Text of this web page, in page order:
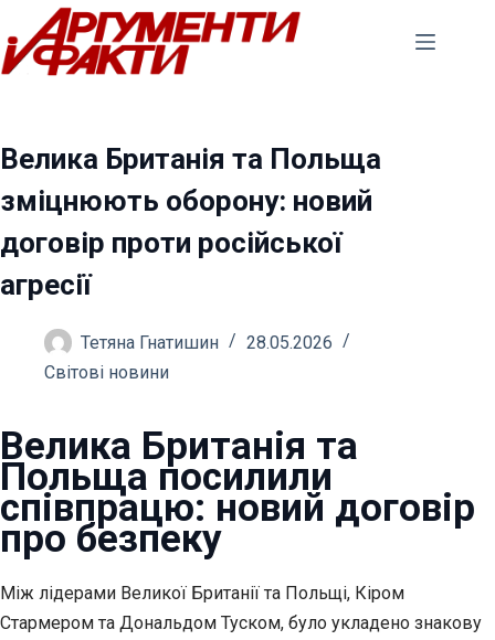
Перейти
до
вмісту
Велика Британія та Польща
зміцнюють оборону: новий
договір проти російської
агресії
Тетяна Гнатишин
28.05.2026
Світові новини
Велика Британія та
Польща посилили
співпрацю: новий договір
про безпеку
Між лідерами Великої Британії та Польщі, Кіром
Стармером та Дональдом Туском, було укладено знакову